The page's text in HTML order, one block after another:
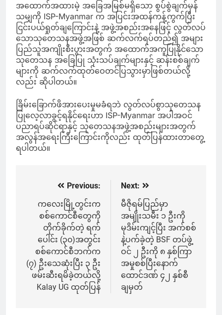
အထောက်အထားမဲ့ အခြေအမြစ်မရှိသော စွပ်စွဲချက်မှန်
သမျှကို ISP-Myanmar က အပြင်းအထန်ကန့်ကွက်ပြီး
ငြင်းပယ်ရှုတ်ချကြောင်းနဲ့ အဖွဲ့အစည်းအနေဖြင့် လွတ်လပ်
သောသုတေသနအဖွဲ့အဖြစ် ဆက်လက်ရပ်တည်၍ အများ
ပြည်သူအကျိုးစီးပွားအတွက် အထောက်အကူပြုနိုင်သော
သုတေသန အခြေပြု သုံးသပ်ချက်များနှင့် ဆန်းစစ်ချက်
များကို ဆက်လက်ထုတ်ဝေတင်ပြသွားမှာဖြစ်တယ်လို့
လည်း ဆိုပါတယ်။
ခြိမ်းခြောက်ဖိအားပေးမှုမခံရဘဲ လွတ်လပ်စွာသုတေသန
ပြုလေ့လာခွင့်ရနိုင်ရေးဟာ ISP-Myanmar အပါအဝင်
ပညာရပ်ဆိုင်ရာနှင့် သုတေသနအဖွဲ့အစည်းများအတွက်
အလွန်အရေးကြီးကြောင်းကိုလည်း ထုတ်ပြန်ထားတာတွေ့
ရပါတယ်။
navigation
Previous:
ကလေးမြို့တွင်းက
စစ်ကောင်စီတွေကို
တိုက်ခိုက်တဲ့ ရက်
ပေါင်း (၃၀)အတွင်း
စစ်ကောင်စီဘက်က
(၇) ဦးသေဆုံးပြီး ၃ ဦး
ဖမ်းဆီးရမိခဲ့တယ်လို့
Kalay UG ထုတ်ပြန်
Next:
မီဇိုရမ်ပြည်မှာ
အမျိုးသမီး ၁ ဦးကို
မုဒိမ်းကျင့်ပြီး အက်စစ်
နဲ့ပက်ခဲ့တဲ့ BSF တပ်ဖွဲ့
ဝင် ၂ ဦးကို ၈ နှစ်ကြာ
အမှုစစ်ပြီးနောက်
ထောင်ဒဏ် ၄၂ နှစ်စီ
ချမှတ်